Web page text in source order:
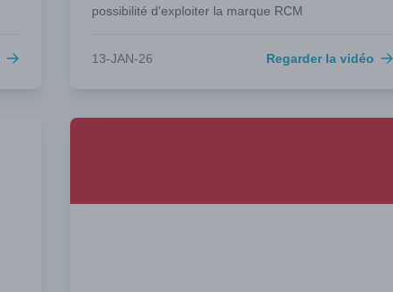
possibilité d'exploiter la marque RCM
13-JAN-26 Regarder la vidéo